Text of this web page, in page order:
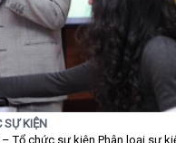
SỰ KIỆN
Tổ chức sự kiện Phân loại sự